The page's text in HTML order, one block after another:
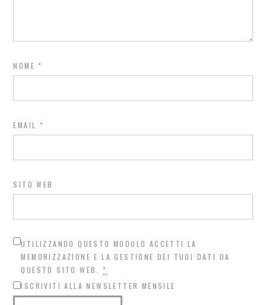
NOME*
EMAIL *
SITO WEB
UTILIZZANDO QUESTO MODULO ACCETTI LA
MEMORIZZAZIONE E LA GESTIONE DEI TUOI DATI DA
QUESTO SITO WEB.*
ISCRIVITI ALLA NEWSLETTER MENSILE